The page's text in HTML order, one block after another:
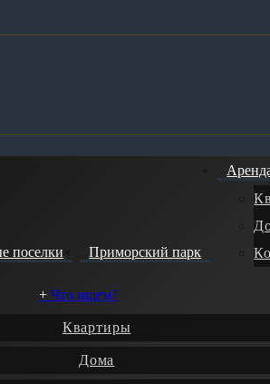
поселки Приморский парк
Что ищем?
Квартиры
Дома